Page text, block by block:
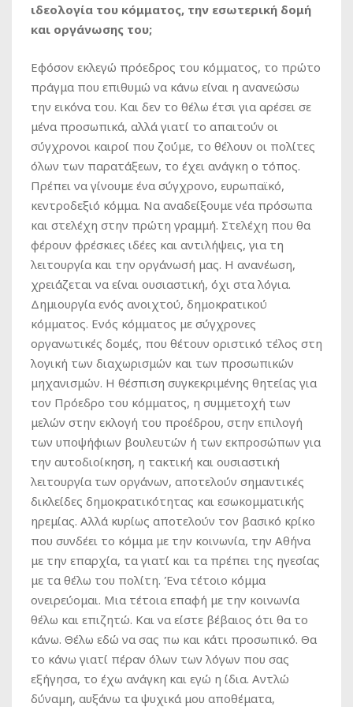
ιδεολογία του κόμματος, την εσωτερική δομή
και οργάνωσης του;
Εφόσον εκλεγώ πρόεδρος του κόμματος, το πρώτο
πράγμα που επιθυμώ να κάνω είναι η ανανεώσω
την εικόνα του. Και δεν το θέλω έτσι για αρέσει σε
μένα προσωπικά, αλλά γιατί το απαιτούν οι
σύγχρονοι καιροί που ζούμε, το θέλουν οι πολίτες
όλων των παρατάξεων, το έχει ανάγκη ο τόπος.
Πρέπει να γίνουμε ένα σύγχρονο, ευρωπαϊκό,
κεντροδεξιό κόμμα. Να αναδείξουμε νέα πρόσωπα
και στελέχη στην πρώτη γραμμή. Στελέχη που θα
φέρουν φρέσκιες ιδέες και αντιλήψεις, για τη
λειτουργία και την οργάνωσή μας. Η ανανέωση,
χρειάζεται να είναι ουσιαστική, όχι στα λόγια.
Δημιουργία ενός ανοιχτού, δημοκρατικού
κόμματος. Ενός κόμματος με σύγχρονες
οργανωτικές δομές, που θέτουν οριστικό τέλος στη
λογική των διαχωρισμών και των προσωπικών
μηχανισμών. Η θέσπιση συγκεκριμένης θητείας για
τον Πρόεδρο του κόμματος, η συμμετοχή των
μελών στην εκλογή του προέδρου, στην επιλογή
των υποψήφιων βουλευτών ή των εκπροσώπων για
την αυτοδιοίκηση, η τακτική και ουσιαστική
λειτουργία των οργάνων, αποτελούν σημαντικές
δικλείδες δημοκρατικότητας και εσωκομματικής
ηρεμίας. Αλλά κυρίως αποτελούν τον βασικό κρίκο
που συνδέει το κόμμα με την κοινωνία, την Αθήνα
με την επαρχία, τα γιατί και τα πρέπει της ηγεσίας
με τα θέλω του πολίτη. Ένα τέτοιο κόμμα
ονειρεύομαι. Μια τέτοια επαφή με την κοινωνία
θέλω και επιζητώ. Και να είστε βέβαιος ότι θα το
κάνω. Θέλω εδώ να σας πω και κάτι προσωπικό. Θα
το κάνω γιατί πέραν όλων των λόγων που σας
εξήγησα, το έχω ανάγκη και εγώ η ίδια. Αντλώ
δύναμη, αυξάνω τα ψυχικά μου αποθέματα,